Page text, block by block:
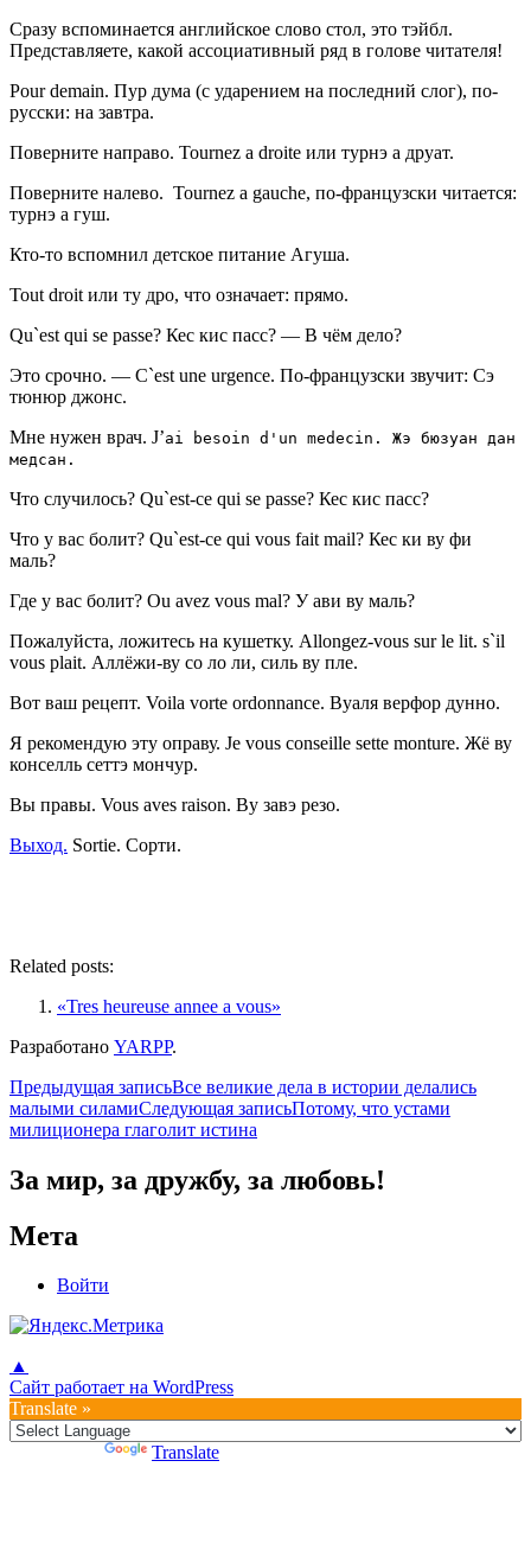
Сразу вспоминается английское слово стол, это тэйбл.
Представляете, какой ассоциативный ряд в голове читателя!
Pour demain. Пур дума (с ударением на последний слог), по-
русски: на завтра.
Поверните направо. Tournez a droite или турнэ а друат.
Поверните налево. Tournez a gauche, по-французски читается:
турнэ а гуш.
Кто-то вспомнил детское питание Агуша.
Tout droit или ту дро, что означает: прямо.
Qu`est qui se passe? Кес кис пасс? — В чём дело?
Это срочно. — C`est une urgence. По-французски звучит: Сэ
тюнюр джонс.
Мне нужен врач. J’ai besoin d'un medecin. Жэ бюзуан дан
медсан.
Что случилось? Qu`est-ce qui se passe? Кес кис пасс?
Что у вас болит? Qu`est-ce qui vous fait mail? Кес ки ву фи
маль?
Где у вас болит? Ou avez vous mal? У ави ву маль?
Пожалуйста, ложитесь на кушетку. Allongez-vous sur le lit. s`il
vous plait. Аллёжи-ву со ло ли, силь ву пле.
Вот ваш рецепт. Voila vorte ordonnance. Вуаля верфор дунно.
Я рекомендую эту оправу. Je vous conseille sette monture. Жё ву
конселль сеттэ мончур.
Вы правы. Vous aves raison. Ву завэ резо.
Выход. Sortie. Сорти.
Related posts:
«Tres heureuse annee a vous»
Разработано YARPP.
Навигация
по
Предыдущая записьВсе великие дела в истории делались
малыми силамиСледующая записьПотому, что устами
милиционера глаголит истина
За мир, за дружбу, за любовь!
Мета
Войти
▲
Сайт работает на WordPress
Translate »
Translate